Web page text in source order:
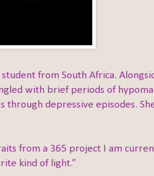
student from South Africa.
with brief periods of
through depressive episodes.
from a 365 project I am
kind of light.”